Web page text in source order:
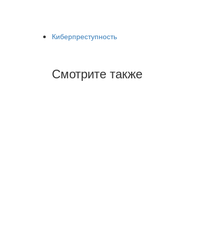
Киберпреступность
Смотрите также